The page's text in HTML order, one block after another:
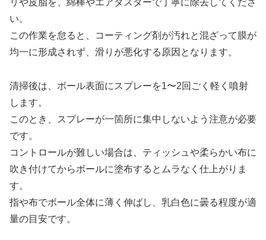
い。
この作業を怠ると、コーティング剤が汚れと混ざって膜が
均一に形成されず、滑りが悪化する原因となります。
清掃後は、ボール表面にスプレーを1〜2回ごく軽く噴射
します。
このとき、スプレーが一箇所に集中しないよう注意が必要
です。
コントロールが難しい場合は、ティッシュや柔らかい布に
吹き付けてからボールに塗布するとムラなく仕上がりま
す。
指や布でボール全体に薄く伸ばし、乳白色に曇る程度が適
量の目安です。